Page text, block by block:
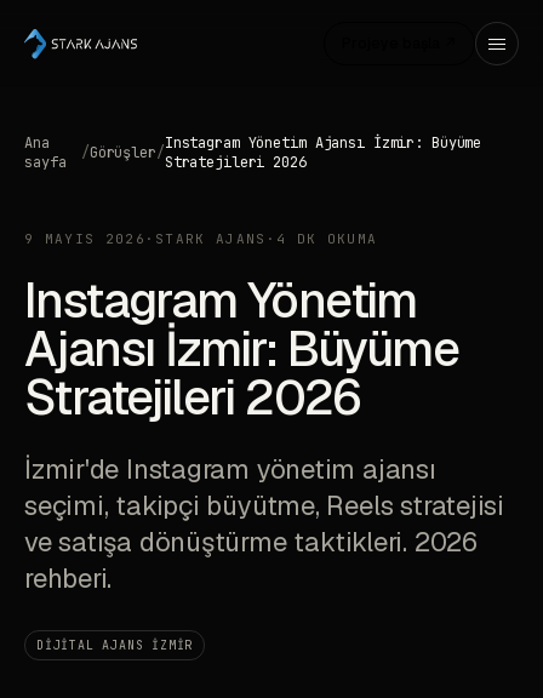
Ana
sayfa
/Görüşler/Instagram Yönetim Ajansı İzmir: Büyüme
Stratejileri 2026
9 MAYIS 2026 · STARK AJANS · 4 DK OKUMA
Instagram Yönetim
Ajansı İzmir: Büyüme
Stratejileri 2026
İzmir'de Instagram yönetim ajansı
seçimi, takipçi büyütme, Reels stratejisi
ve satışa dönüştürme taktikleri. 2026
rehberi.
DIJITAL AJANS İZMIR